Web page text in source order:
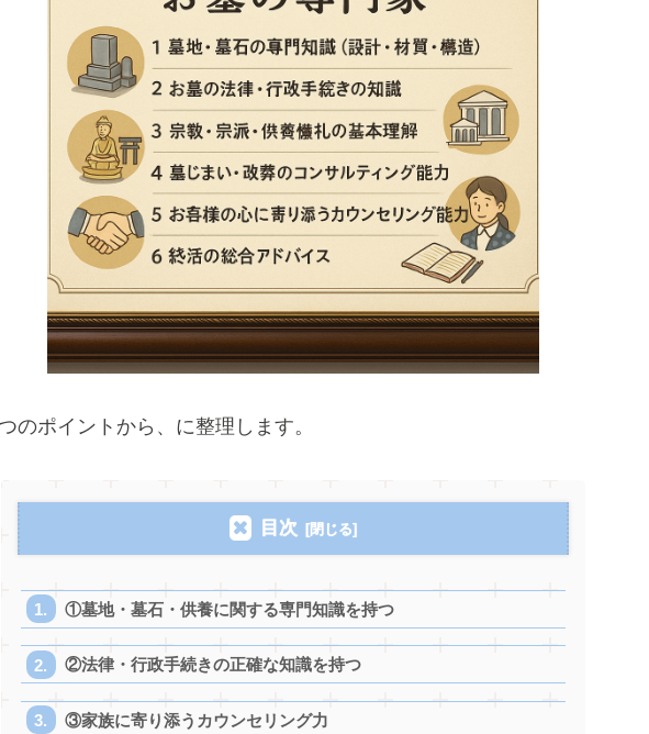
のポイントから、に整理します。
目次
①墓地・墓石・供養に関する専門知識を持つ
②法律・行政手続きの正確な知識を持つ
③家族に寄り添うカウンセリング力